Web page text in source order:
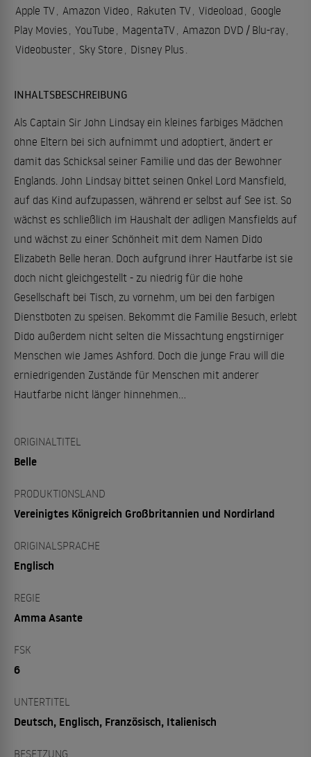
Apple TV Amazon Video Rakuten TV Videoload
Google
Play Movies YouTube MagentaTV Amazon DVD / Blu-ray
Videobuster Sky Store Disney Plus
INHALTSBESCHREIBUNG
Als Captain Sir John Lindsay ein kleines farbiges Mädchen
ohne Eltern bei sich aufnimmt und adoptiert, ändert er
damit das Schicksal seiner Familie und das der Bewohner
Englands. John Lindsay bittet seinen Onkel Lord Mansfield,
auf das Kind aufzupassen, während er selbst auf See ist. So
wächst es schließlich im Haushalt der adligen Mansfields auf
und wächst zu einer Schönheit mit dem Namen Dido
Elizabeth Belle heran. Doch aufgrund ihrer Hautfarbe ist sie
doch nicht gleichgestellt - zu niedrig für die hohe
Gesellschaft bei Tisch, zu vornehm, um bei den farbigen
Dienstboten zu speisen. Bekommt die Familie Besuch, erlebt
Dido außerdem nicht selten die Missachtung engstirniger
Menschen wie James Ashford. Doch die junge Frau will die
erniedrigenden Zustände für Menschen mit anderer
Hautfarbe nicht länger hinnehmen...
ORIGINALTITEL
Belle
PRODUKTIONSLAND
Vereinigtes Königreich Großbritannien und Nordirland
ORIGINALSPRACHE
Englisch
REGIE
Amma Asante
FSK
6
UNTERTITEL
Deutsch, Englisch, Französisch, Italienisch
BESETZUNG